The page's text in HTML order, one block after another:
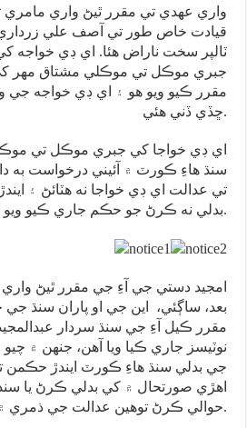
واري عهدي تي مقرر ٿيڻ واري
قيادت خاص طور تي آصف علي زرداري
ٽالپر سخت ناراض هئا. اي ڊي
جبري موڪل تي موڪلي مشتاق مهر
مقرر ڪيو ويو هو ۽ اي ڊي خواجه جي
ڇڏي ڏني هئي.
اي ڊي خواجا کي جبري موڪل تي
سنڌ هاءِ ڪورٽ ۾ آئيني درخواست به
تي عدالت اي ڊي خواجا نه هٽائڻ ۽
بدلي نه ڪرڻ جو حڪم جاري ڪيو ويو هو.
امجيد دستي جي آءِ جي مقرر ٿيڻ
بعد، ساڳئي، اين جي او پاران سنڌ
مقرر ڪيل آءِ جي سنڌ سردار
نوٽيسز جاري ڪيا ويا آهن، جنهن ۾
جي بدلي سنڌ هاءِ ڪورٽ ايندڙ حڪمن
اهڙي صورتحال ۾ کي بدلي ڪرڻ يا
حوالي ڪرڻ توهين عدالت جي ذمري ۾ اچي ٿو.